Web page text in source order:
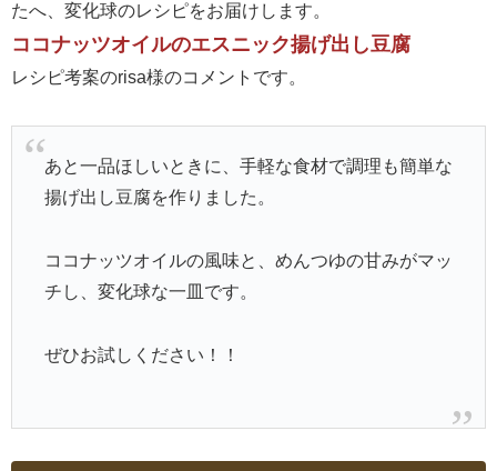
たへ、変化球のレシピをお届けします。
ココナッツオイルのエスニック揚げ出し豆腐
レシピ考案のrisa様のコメントです。
あと一品ほしいときに、手軽な食材で調理も簡単な
揚げ出し豆腐を作りました。
ココナッツオイルの風味と、めんつゆの甘みがマッ
チし、変化球な一皿です。
ぜひお試しください！！